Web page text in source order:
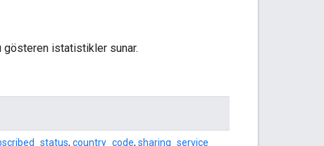
gösteren istatistikler sunar.
, country_code, sharing_service